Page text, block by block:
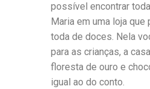
possível encontrar
Maria em uma loja
toda de doces. Nela
para as crianças, a
floresta de ouro e
igual ao do conto.